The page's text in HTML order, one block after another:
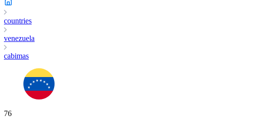
countries
venezuela
cabimas
76